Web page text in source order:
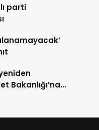
parti
Bakanlığı’na